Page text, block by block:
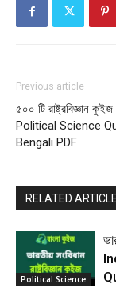
Previous article
৫০০ টি রাষ্ট্রবিজ্ঞান
Political Science
Bengali PDF
RELATED
Political Science